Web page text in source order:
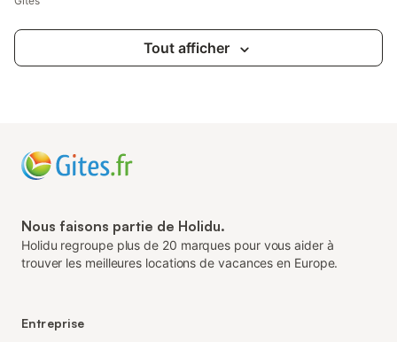
Tout afficher
Nous faisons partie de Holidu.
Holidu regroupe plus de 20 marques pour vous aider à
trouver les meilleures locations de vacances en Europe.
Entreprise